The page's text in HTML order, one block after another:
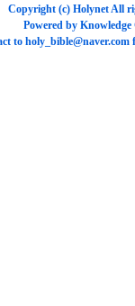
Copyright (c) HolynetAll
Powered by Knowledge
to holy_bible@naver.com